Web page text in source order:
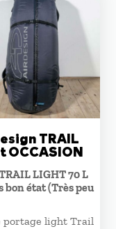
TRAIL
OCCASION
LIGHT 70 L
bon état (Très peu
portage light Trail